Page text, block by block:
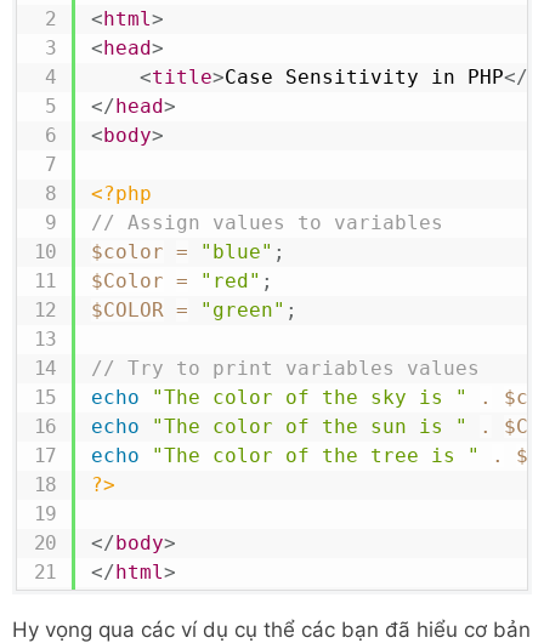
<html>
<head>
<title>Case Sensitivity in PHP</
</head>
<body>
<?php
// Assign values to variables
$color = "blue" ;
$Color = "red" ;
$COLOR = "green" ;
// Try to print variables values
echo
"The color of the sky is " .
echo
"The color of the sun is " .
echo
"The color of the tree is " .
?>
</body>
</html>
Hy vọng qua các ví dụ cụ thể các bạn đã hiểu cơ bản